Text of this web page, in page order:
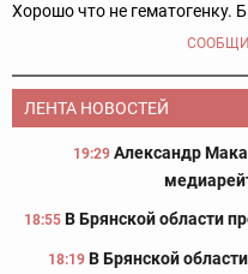
Хорошо что не гематогенку.
ЛЕНТА НОВОСТЕЙ
19:29 Александр
18:55 В Брянской области
18:19 В Брянской